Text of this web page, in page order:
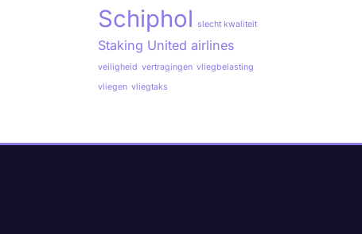
Schiphol slecht kwaliteit
Staking United airlines
veiligheid vertragingen vliegbelasting
vliegen vliegtaks